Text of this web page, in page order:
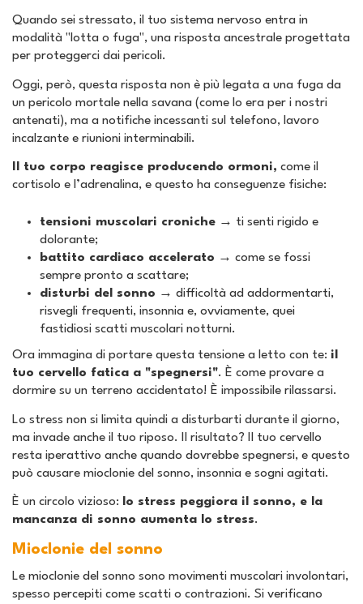
Quando sei stressato, il tuo sistema nervoso entra in
modalità "lotta o fuga", una risposta ancestrale progettata
per proteggerci dai pericoli.
Oggi, però, questa risposta non è più legata a una fuga da
un pericolo mortale nella savana (come lo era per i nostri
antenati), ma a notifiche incessanti sul telefono, lavoro
incalzante e riunioni interminabili.
Il tuo corpo reagisce producendo ormoni, come il
cortisolo e l’adrenalina, e questo ha conseguenze fisiche:
tensioni muscolari croniche → ti senti rigido e
dolorante;
battito cardiaco accelerato → come se fossi
sempre pronto a scattare;
disturbi del sonno → difficoltà ad addormentarti,
risvegli frequenti, insonnia e, ovviamente, quei
fastidiosi scatti muscolari notturni.
Ora immagina di portare questa tensione a letto con te: il
tuo cervello fatica a "spegnersi". È come provare a
dormire su un terreno accidentato! È impossibile rilassarsi.
Lo stress non si limita quindi a disturbarti durante il giorno,
ma invade anche il tuo riposo. Il risultato? Il tuo cervello
resta iperattivo anche quando dovrebbe spegnersi, e questo
può causare mioclonie del sonno, insonnia e sogni agitati.
È un circolo vizioso: lo stress peggiora il sonno, e la
mancanza di sonno aumenta lo stress.
Mioclonie del sonno
Le mioclonie del sonno sono movimenti muscolari involontari,
spesso percepiti come scatti o contrazioni. Si verificano